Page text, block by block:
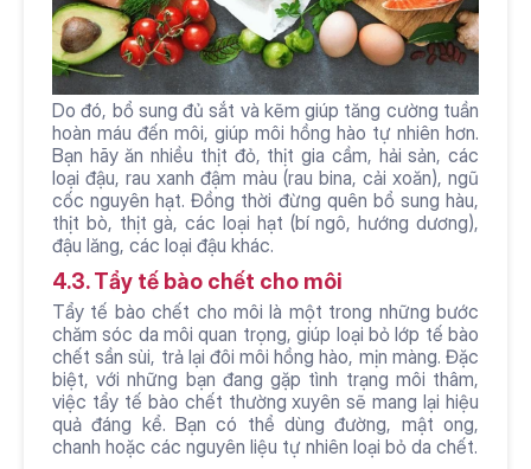
Do đó, bổ sung đủ sắt và kẽm giúp tăng cường tuần
hoàn máu đến môi, giúp môi hồng hào tự nhiên hơn.
Bạn hãy ăn nhiều thịt đỏ, thịt gia cầm, hải sản, các
loại đậu, rau xanh đậm màu (rau bina, cải xoăn), ngũ
cốc nguyên hạt. Đồng thời đừng quên bổ sung hàu,
thịt bò, thịt gà, các loại hạt (bí ngô, hướng dương),
đậu lăng, các loại đậu khác.
4.3. Tẩy tế bào chết cho môi
Tẩy tế bào chết cho môi là một trong những bước
chăm sóc da môi quan trọng, giúp loại bỏ lớp tế bào
chết sần sùi, trả lại đôi môi hồng hào, mịn màng. Đặc
biệt, với những bạn đang gặp tình trạng môi thâm,
việc tẩy tế bào chết thường xuyên sẽ mang lại hiệu
quả đáng kể. Bạn có thể dùng đường, mật ong,
chanh hoặc các nguyên liệu tự nhiên loại bỏ da chết.